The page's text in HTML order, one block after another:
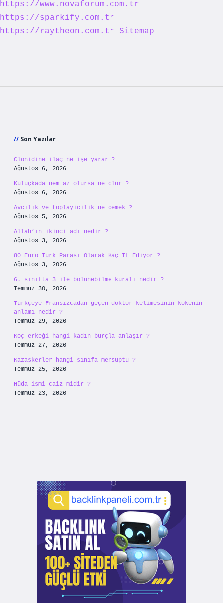
https://www.novaforum.com.tr
https://sparkify.com.tr
https://raytheon.com.tr
Sitemap
Son Yazılar
Clonidine ilaç ne işe yarar ?
Ağustos 6, 2026
Kuluçkada nem az olursa ne olur ?
Ağustos 6, 2026
Avcılık ve toplayicilik ne demek ?
Ağustos 5, 2026
Allah’ın ikinci adı nedir ?
Ağustos 3, 2026
80 Euro Türk Parası Olarak Kaç TL Ediyor ?
Ağustos 3, 2026
6. sınıfta 3 ile bölünebilme kuralı nedir ?
Temmuz 30, 2026
Türkçeye Fransızcadan geçen doktor kelimesinin kökenin
anlamı nedir ?
Temmuz 29, 2026
Koç erkeği hangi kadın burçla anlaşır ?
Temmuz 27, 2026
Kazaskerler hangi sınıfa mensuptu ?
Temmuz 25, 2026
Hüda ismi caiz midir ?
Temmuz 23, 2026